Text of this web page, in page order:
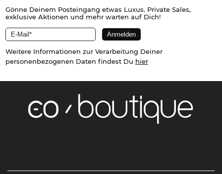
Gönne Deinem Posteingang etwas Luxus. Private Sales,
exklusive Aktionen und mehr warten auf Dich!
Weitere Informationen zur Verarbeitung Deiner
personenbezogenen Daten findest Du hier